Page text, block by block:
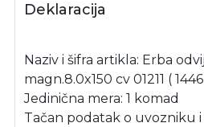
Deklaracija
Naziv i šifra artikla: Erba
magn.8.0x150 cv 01211 (
Jedinična mera: 1 komad
Tačan podatak o uvozniku